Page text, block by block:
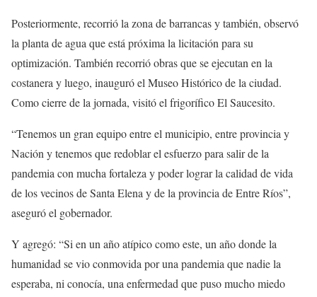
Posteriormente, recorrió la zona de barrancas y también, observó
la planta de agua que está próxima la licitación para su
optimización. También recorrió obras que se ejecutan en la
costanera y luego, inauguró el Museo Histórico de la ciudad.
Como cierre de la jornada, visitó el frigorífico El Saucesito.
“Tenemos un gran equipo entre el municipio, entre provincia y
Nación y tenemos que redoblar el esfuerzo para salir de la
pandemia con mucha fortaleza y poder lograr la calidad de vida
de los vecinos de Santa Elena y de la provincia de Entre Ríos”,
aseguró el gobernador.
Y agregó: “Si en un año atípico como este, un año donde la
humanidad se vio conmovida por una pandemia que nadie la
esperaba, ni conocía, una enfermedad que puso mucho miedo